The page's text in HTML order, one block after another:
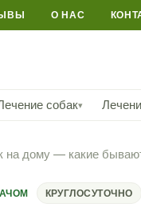
О НАС
собак▾
дому — какие
КРУГЛОСУТОЧНО